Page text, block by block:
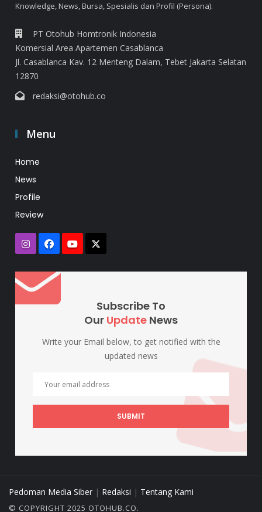
Knowledge, News, Bursa, Spesialis dan Profil (Persona).
PT Otohub Homtronik Indonesia
Komersial Area Apartemen Casablanca
Jl. Casablanca Kav. 12 Menteng Dalam, Tebet Jakarta Selatan
12870
redaksi@otohub.co
Menu
Home
News
Profile
Review
Subscribe To
Our Update News
Write your Email below, to get notified with the
updated news
SUBMIT
Pedoman Media Siber | Redaksi | Tentang Kami
© COPYRIGHT 2025 OTOHUB.CO.